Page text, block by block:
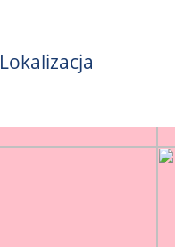
Lokalizacja